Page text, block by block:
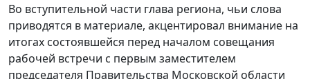
Во вступительной части глава региона, чьи слова
приводятся в материале, акцентировал внимание на
итогах состоявшейся перед началом совещания
рабочей встречи с первым заместителем
председателя Правительства Московской области